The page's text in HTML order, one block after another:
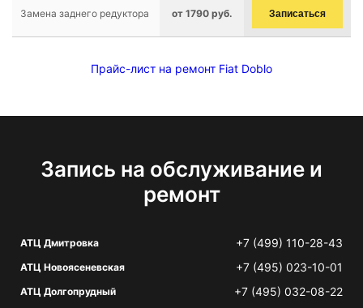
Замена заднего редуктора от 1790 руб. Записаться
Прайс-лист на ремонт Fiat Doblo
Запись на обслуживание и
ремонт
АТЦ Дмитровка +7 (499) 110-28-43
АТЦ Новоясеневская +7 (495) 023-10-01
АТЦ Долгопрудный +7 (495) 032-08-22